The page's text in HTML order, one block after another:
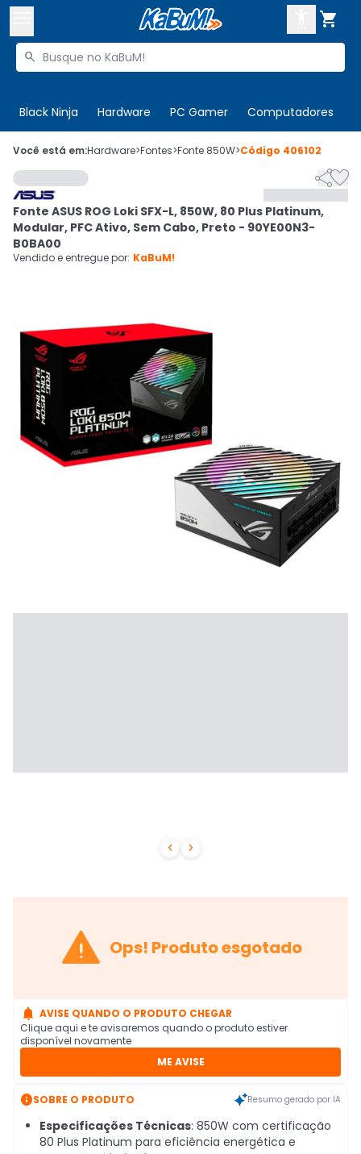

Buscar produtos

Black Ninja Hardware PC Gamer Computadores
 Olá. Acesse sua conta
 Departamentos
Cupons
Mais Vendidos
CADASTRE-SE
Você está em:Hardware>Fontes>Fonte 850W>Código 406102
 

Fonte ASUS ROG Loki SFX-L, 850W, 80 Plus Platinum,
Modular, PFC Ativo, Sem Cabo, Preto - 90YE00N3-
B0BA00
Vendido e entregue por: KaBuM!
 Ops! Produto esgotado
 AVISE QUANDO O PRODUTO CHEGAR
Clique aqui e te avisaremos quando o produto estiver
disponível novamente
ME AVISE
SOBRE O PRODUTO Resumo gerado por IA
Especificações Técnicas: 850W com certificação
80 Plus Platinum para eficiência energética e